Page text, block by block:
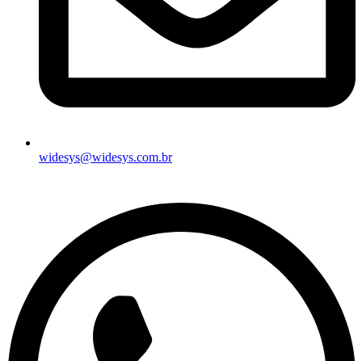
widesys@widesys.com.br